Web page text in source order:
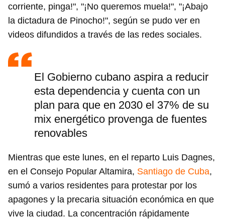
corriente, pinga!", "¡No queremos muela!", "¡Abajo
la dictadura de Pinocho!", según se pudo ver en
videos difundidos a través de las redes sociales.
El Gobierno cubano aspira a reducir
esta dependencia y cuenta con un
plan para que en 2030 el 37% de su
mix energético provenga de fuentes
renovables
Mientras que este lunes, en el reparto Luis Dagnes,
en el Consejo Popular Altamira, Santiago de Cuba,
sumó a varios residentes para protestar por los
apagones y la precaria situación económica en que
vive la ciudad. La concentración rápidamente